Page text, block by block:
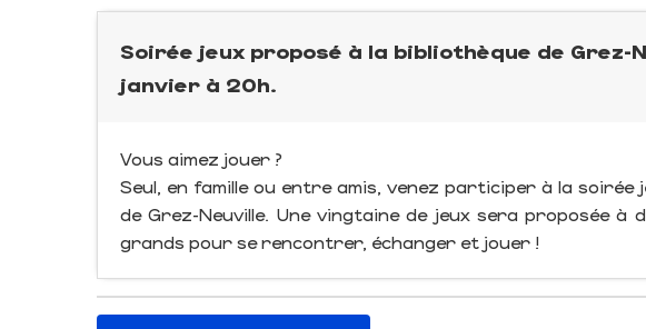
Soirée jeux proposé à la bibliothèque de Grez-
janvier à 20h.
Vous aimez jouer ?
Seul, en famille ou entre amis, venez participer à la soirée
de Grez-Neuville. Une vingtaine de jeux sera proposée à
grands pour se rencontrer, échanger et jouer !